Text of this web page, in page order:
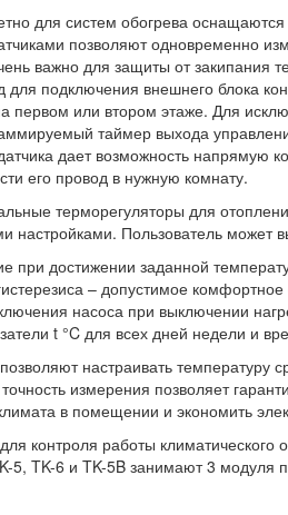
для систем обогрева оснащаются
позволяют одновременно
важно для защиты от закипания
подключения внешнего блока
первом или втором этаже. Для
таймер выхода
дает возможность
его провод в нужную комнату.
терморегуляторы для
настройками. Пользователь может
при достижении заданной
– допустимое
насоса при выключении
t °Cдля всех дней недели и
настраивать температуру
измерения позволяет
в помещении и экономить
контроля работы
5, TK-6 и TK-5B занимают 3